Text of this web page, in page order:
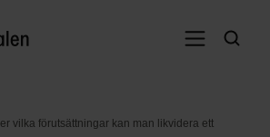
vilka förutsättningar kan man likvidera ett